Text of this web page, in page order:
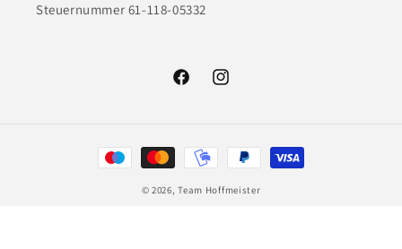
Steuernummer 61-118-05332
FacebookInstagram
Zahlungsmethoden
© 2026,Team Hoffmeister